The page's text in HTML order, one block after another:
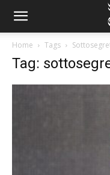
Home Tags
Tag: